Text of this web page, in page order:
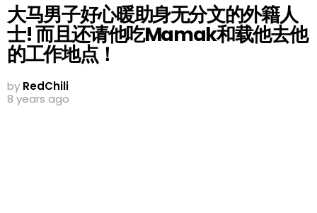
大马男子好心暖助身无分文的外籍人
士! 而且还请他吃Mamak和载他去他
的工作地点！
by RedChili
8 years ago